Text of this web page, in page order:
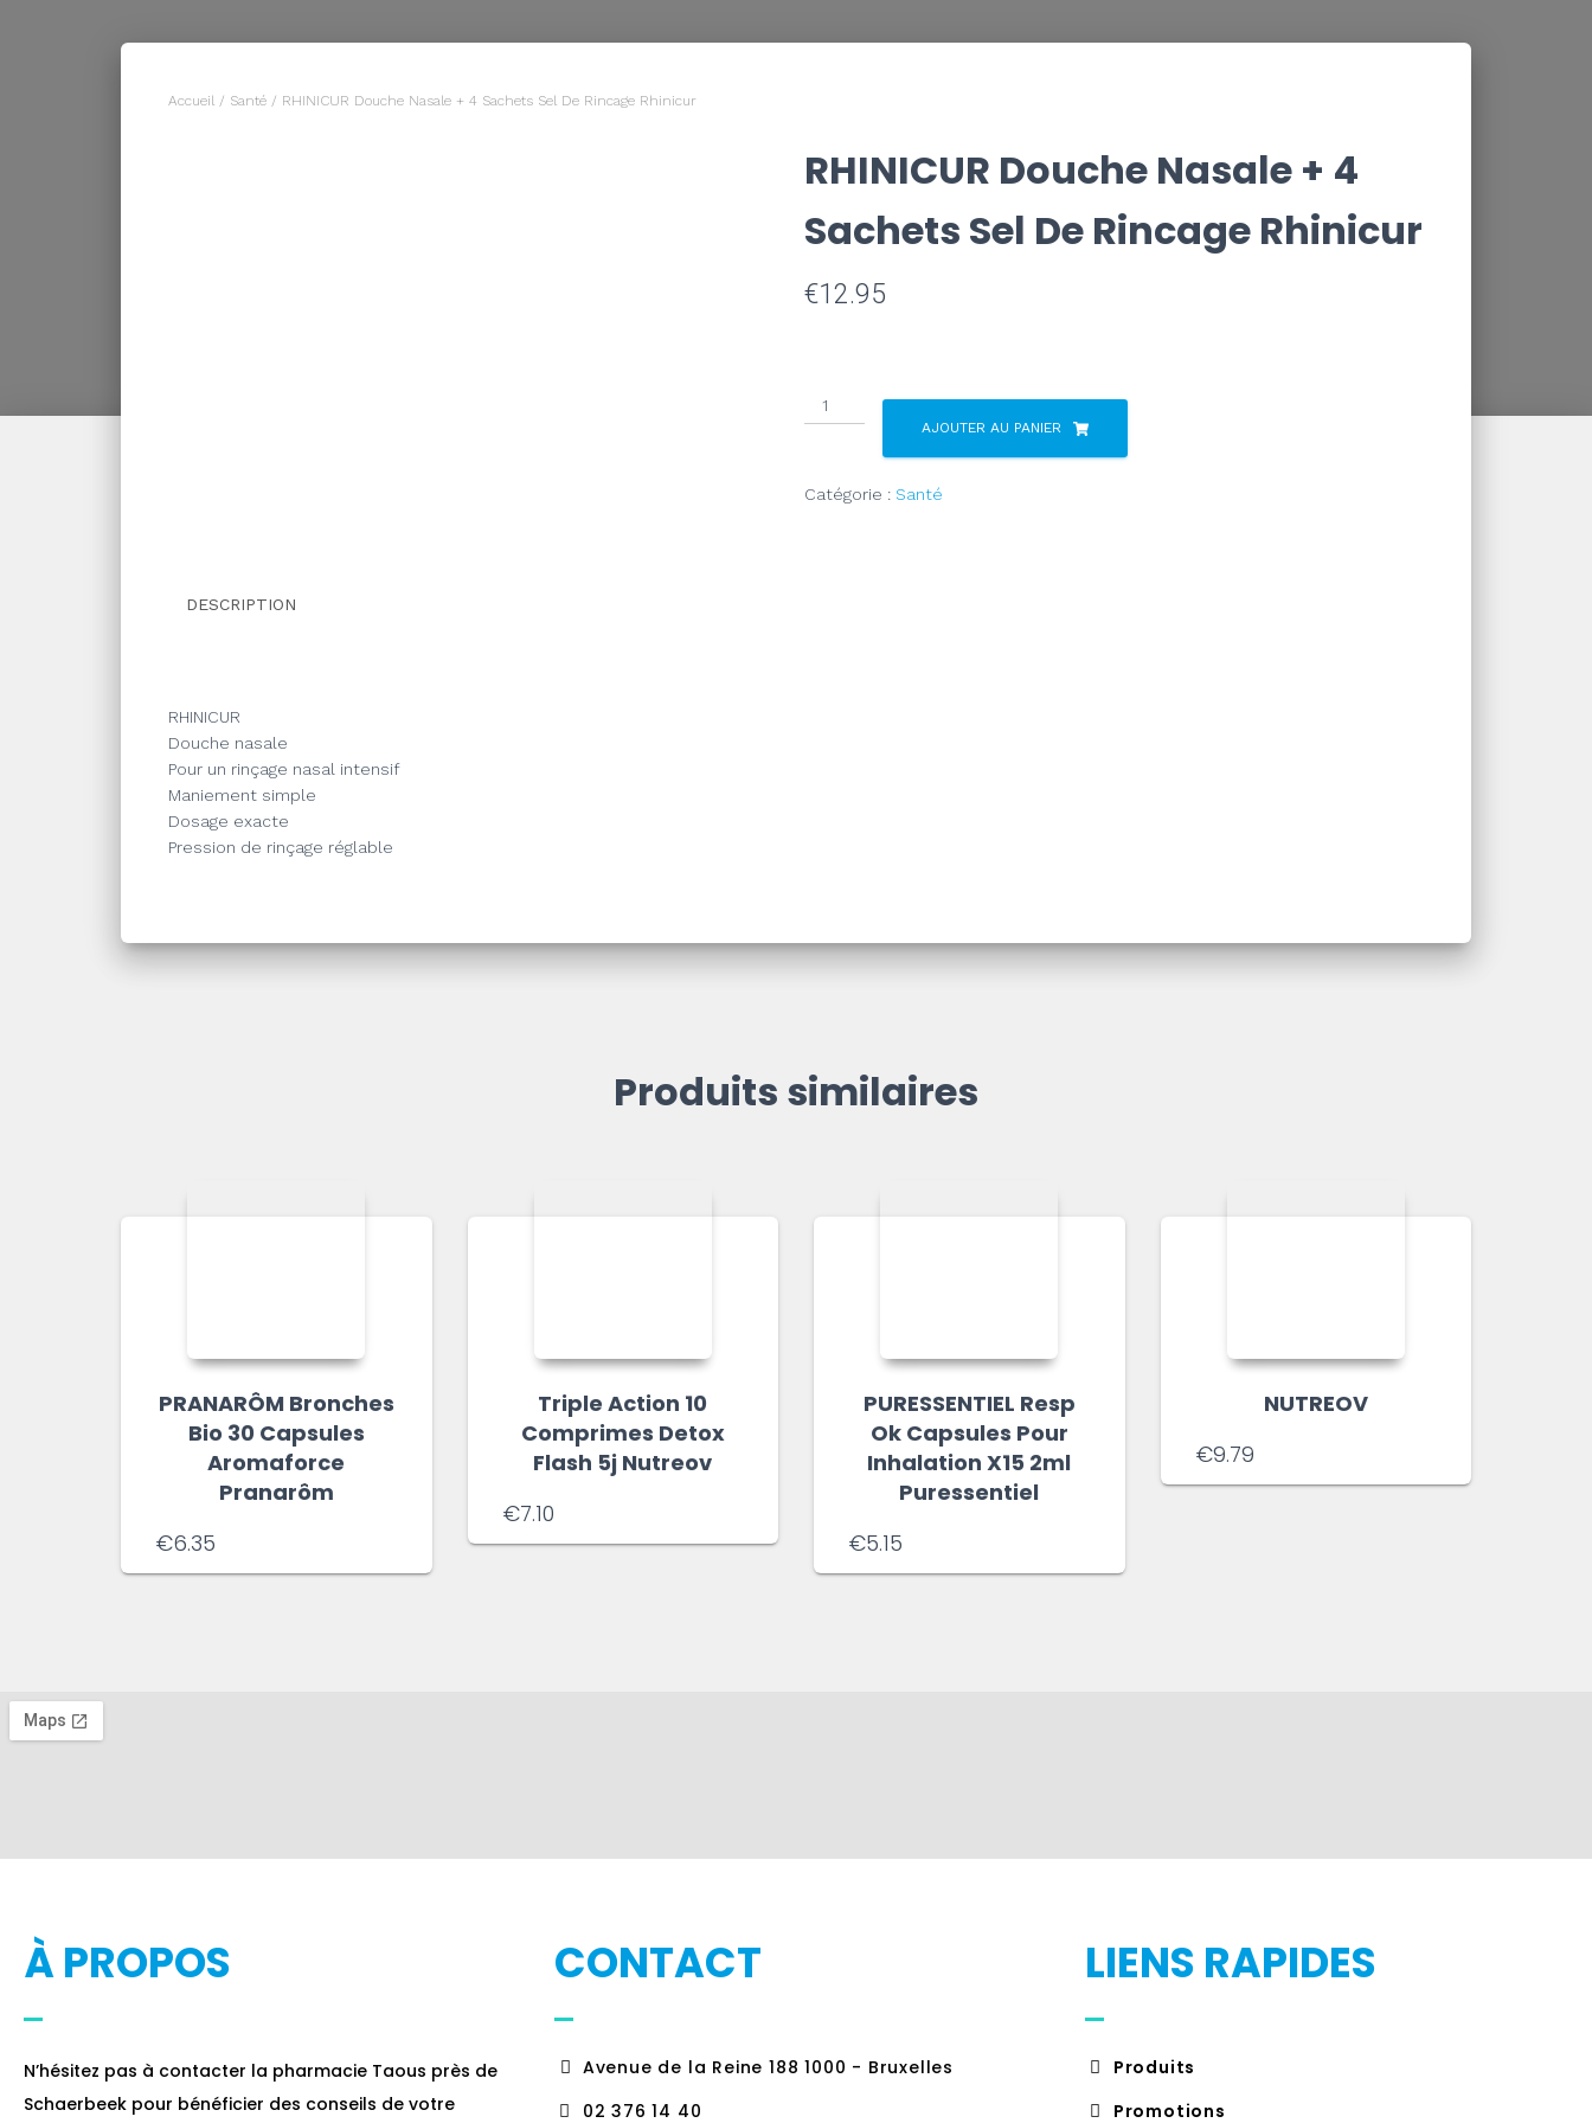
Accueil / Santé / RHINICUR Douche Nasale + 4 Sachets Sel De Rincage Rhinicur
RHINICUR Douche Nasale + 4
Sachets Sel De Rincage Rhinicur
€12.95
AJOUTER AU PANIER
Catégorie : Santé
DESCRIPTION
RHINICUR
Douche nasale
Pour un rinçage nasal intensif
Maniement simple
Dosage exacte
Pression de rinçage réglable
Produits similaires
PRANARÔM Bronches
Bio 30 Capsules
Aromaforce
Pranarôm
€6.35
Triple Action 10
Comprimes Detox
Flash 5j Nutreov
€7.10
PURESSENTIEL Resp
Ok Capsules Pour
Inhalation X15 2ml
Puressentiel
€5.15
NUTREOV
€9.79
À PROPOS
N’hésitez pas à contacter la pharmacie Taous près de
Schaerbeek pour bénéficier des conseils de votre
CONTACT
Avenue de la Reine 188 1000 - Bruxelles
02 376 14 40
LIENS RAPIDES
Produits
Promotions